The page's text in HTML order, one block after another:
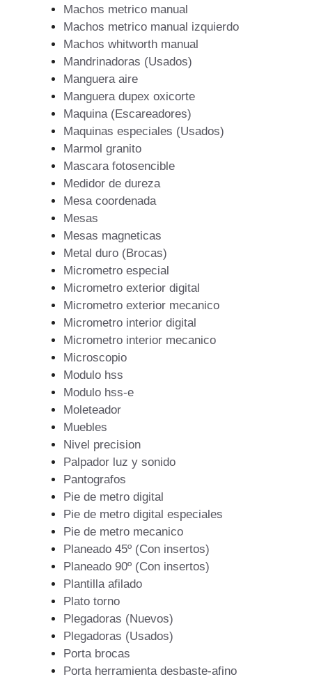
Machos metrico manual
Machos metrico manual izquierdo
Machos whitworth manual
Mandrinadoras (Usados)
Manguera aire
Manguera dupex oxicorte
Maquina (Escareadores)
Maquinas especiales (Usados)
Marmol granito
Mascara fotosencible
Medidor de dureza
Mesa coordenada
Mesas
Mesas magneticas
Metal duro (Brocas)
Micrometro especial
Micrometro exterior digital
Micrometro exterior mecanico
Micrometro interior digital
Micrometro interior mecanico
Microscopio
Modulo hss
Modulo hss-e
Moleteador
Muebles
Nivel precision
Palpador luz y sonido
Pantografos
Pie de metro digital
Pie de metro digital especiales
Pie de metro mecanico
Planeado 45º (Con insertos)
Planeado 90º (Con insertos)
Plantilla afilado
Plato torno
Plegadoras (Nuevos)
Plegadoras (Usados)
Porta brocas
Porta herramienta desbaste-afino